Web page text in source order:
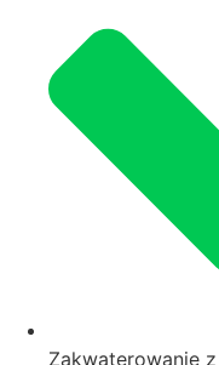
Zakwaterowanie